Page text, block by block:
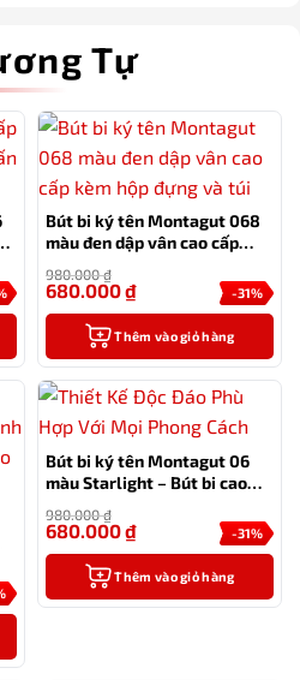
Tự
Bút bi ký tên Montagut 068
màu đen dập vân cao cấp
kèm hộp đựng và túi
980.000₫
-31%
680.000₫
Thêm vào giỏ hàng
Bút bi ký tên Montagut 06
màu Starlight – Bút bi cao
980.000₫
-31%
680.000₫
Thêm vào giỏ hàng